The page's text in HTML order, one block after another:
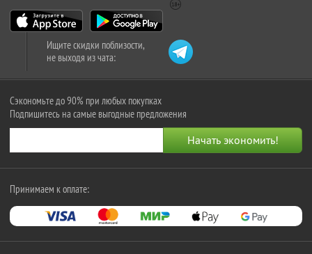
Ищите скидки поблизости,
не выходя из чата:
Сэкономьте до 90% при любых покупках
Подпишитесь на самые выгодные предложения
Принимаем к оплате: